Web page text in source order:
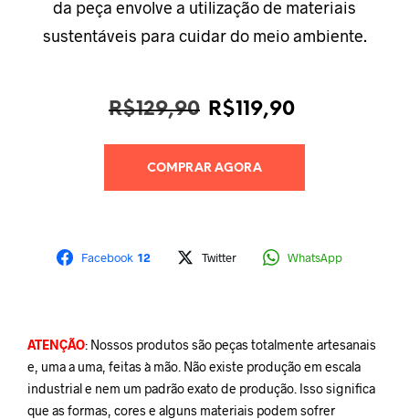
da peça envolve a utilização de materiais
sustentáveis para cuidar do meio ambiente.
R$129,90 O
original
era:
R$129,90.
R$119,90
atual
R$119,90.
COMPRAR AGORA
Facebook 12 Twitter WhatsApp
ATENÇÃO: Nossos produtos são peças totalmente artesanais
e, uma a uma, feitas à mão. Não existe produção em escala
industrial e nem um padrão exato de produção. Isso significa
que as formas, cores e alguns materiais podem sofrer